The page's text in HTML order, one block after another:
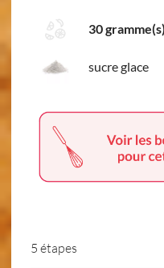
30 gramme(s)
sucre glace
5 étapes